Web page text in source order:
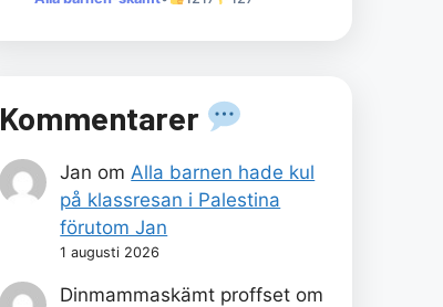
Kommentarer
Jan om Alla barnen hade kul
på klassresan i Palestina
förutom Jan
1 augusti 2026
Dinmammaskämt proffset om